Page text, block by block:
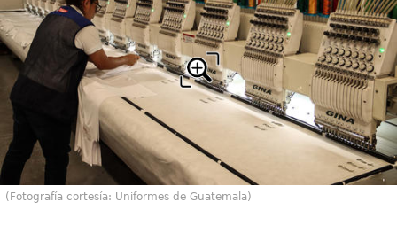
(Fotografía cortesía: Uniformes de Guatemala)